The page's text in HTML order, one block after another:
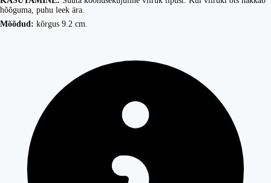
hõõguma, puhu leek ära.
Mõõdud: kõrgus 9.2 cm.